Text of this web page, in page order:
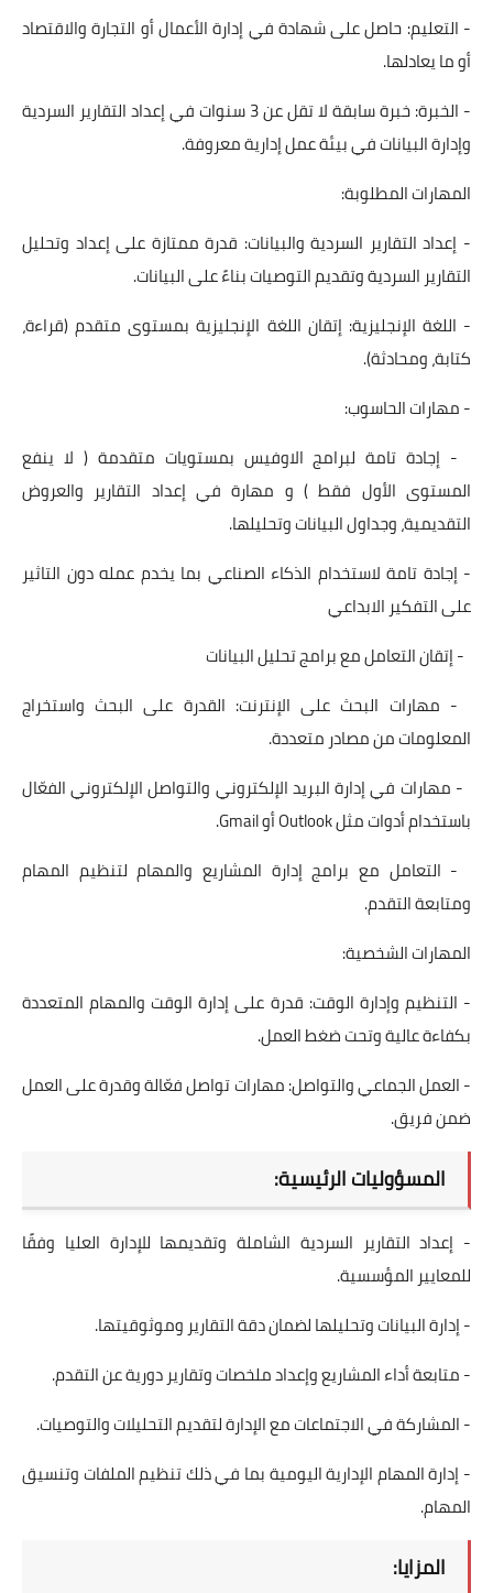
- التعليم: حاصل على شهادة في إدارة الأعمال أو التجارة والاقتصاد
أو ما يعادلها.
- الخبرة: خبرة سابقة لا تقل عن 3 سنوات في إعداد التقارير السردية
وإدارة البيانات في بيئة عمل إدارية معروفة.
المهارات المطلوبة:
- إعداد التقارير السردية والبيانات: قدرة ممتازة على إعداد وتحليل
التقارير السردية وتقديم التوصيات بناءً على البيانات.
- اللغة الإنجليزية: إتقان اللغة الإنجليزية بمستوى متقدم (قراءة،
كتابة، ومحادثة).
- مهارات الحاسوب:
- إجادة تامة لبرامج الاوفيس بمستويات متقدمة ( لا ينفع
المستوى الأول فقط ) و مهارة في إعداد التقارير والعروض
التقديمية، وجداول البيانات وتحليلها.
- إجادة تامة لاستخدام الذكاء الصناعي بما يخدم عمله دون التاثير
على التفكير الابداعي
- إتقان التعامل مع برامج تحليل البيانات
- مهارات البحث على الإنترنت: القدرة على البحث واستخراج
المعلومات من مصادر متعددة.
- مهارات في إدارة البريد الإلكتروني والتواصل الإلكتروني الفعّال
باستخدام أدوات مثل Outlook أو Gmail.
- التعامل مع برامج إدارة المشاريع والمهام لتنظيم المهام
ومتابعة التقدم.
المهارات الشخصية:
- التنظيم وإدارة الوقت: قدرة على إدارة الوقت والمهام المتعددة
بكفاءة عالية وتحت ضغط العمل.
- العمل الجماعي والتواصل: مهارات تواصل فعّالة وقدرة على العمل
ضمن فريق.
المسؤوليات الرئيسية:
- إعداد التقارير السردية الشاملة وتقديمها للإدارة العليا وفقًا
للمعايير المؤسسية.
- إدارة البيانات وتحليلها لضمان دقة التقارير وموثوقيتها.
- متابعة أداء المشاريع وإعداد ملخصات وتقارير دورية عن التقدم.
- المشاركة في الاجتماعات مع الإدارة لتقديم التحليلات والتوصيات.
- إدارة المهام الإدارية اليومية بما في ذلك تنظيم الملفات وتنسيق
المهام.
المزايا: